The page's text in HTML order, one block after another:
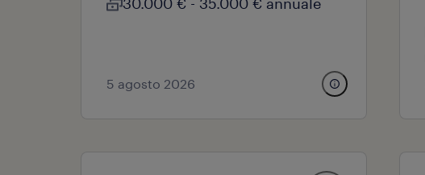
5 agosto 2026